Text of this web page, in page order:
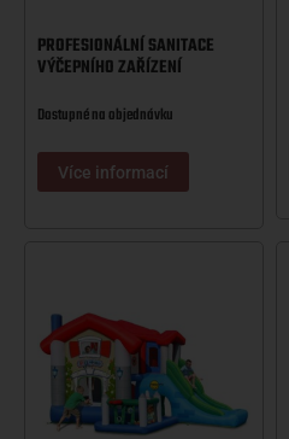
PROFESIONÁLNÍ SANITACE
VÝČEPNÍHO ZAŘÍZENÍ
Dostupné na objednávku
Více informací